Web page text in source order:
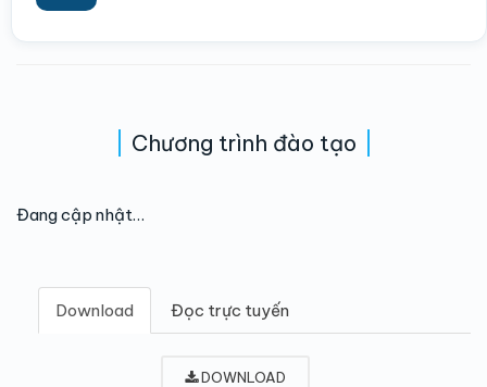
Chương trình đào tạo
Đang cập nhật…
Download Đọc trực tuyến
DOWNLOAD